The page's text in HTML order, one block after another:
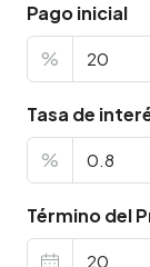
Pago inicial
%
Tasa de
%
Término del